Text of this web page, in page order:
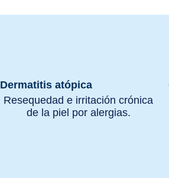
Dermatitis atópica
Resequedad e irritación crónica
de la piel por alergias.